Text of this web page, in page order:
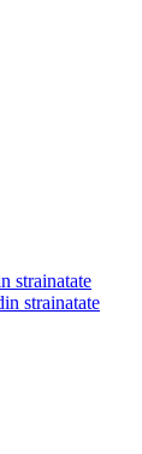
strainatate
strainatate